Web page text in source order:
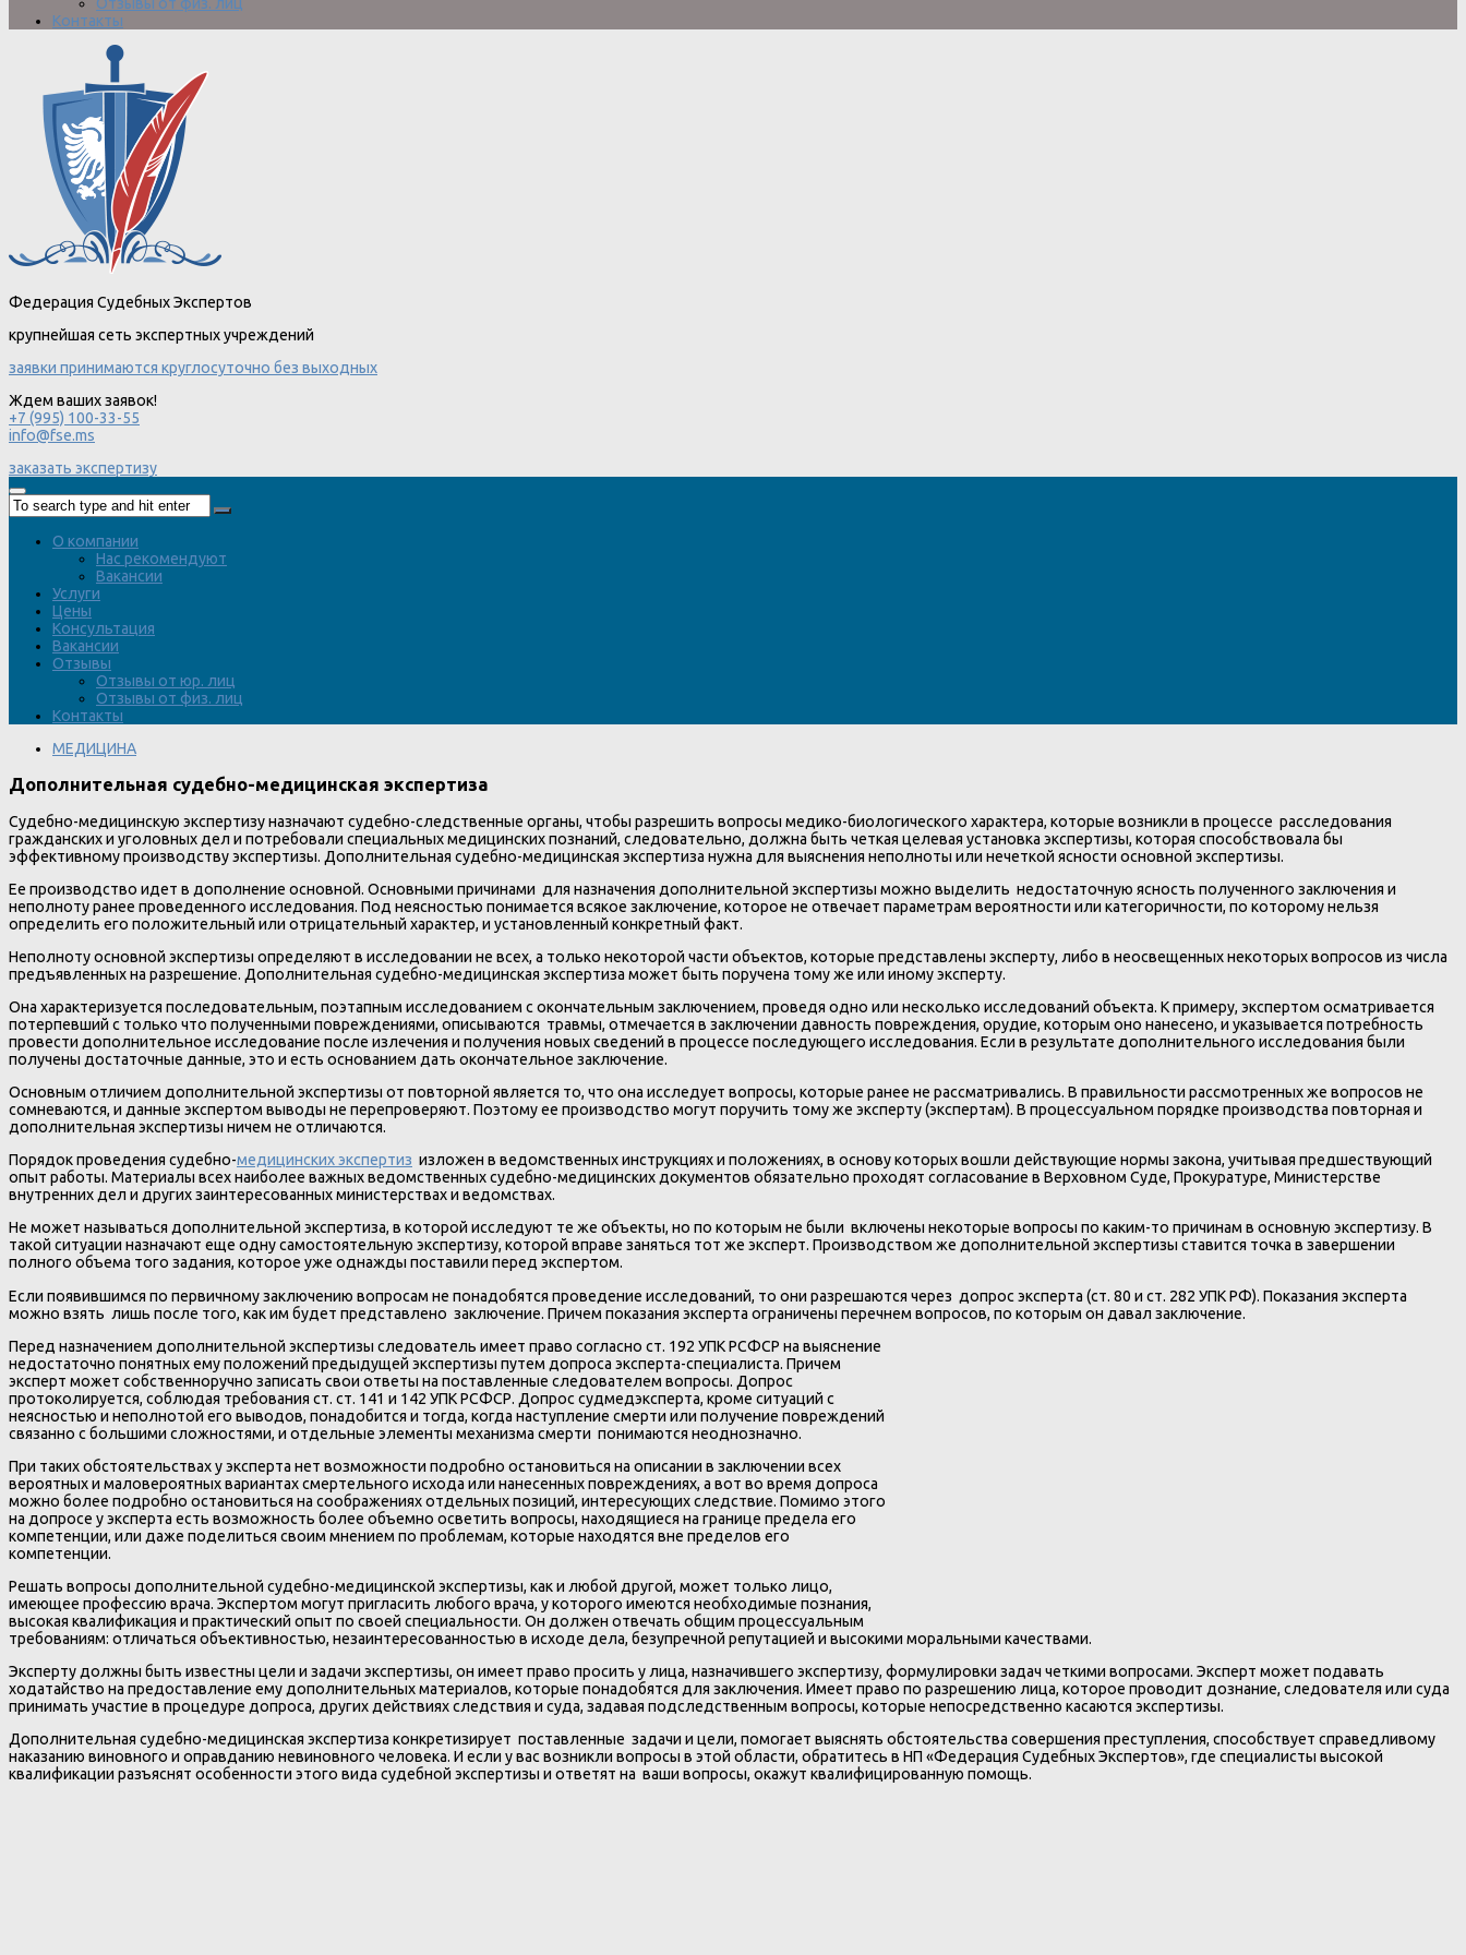
Отзывы от физ. лиц
Контакты
Федерация Судебных Экспертов
крупнейшая сеть экспертных учреждений
заявки принимаются круглосуточно без выходных
Ждем ваших заявок!
+7 (995) 100-33-55
info@fse.ms
заказать экспертизу
О компании
Нас рекомендуют
Вакансии
Услуги
Цены
Консультация
Вакансии
Отзывы
Отзывы от юр. лиц
Отзывы от физ. лиц
Контакты
МЕДИЦИНА
Дополнительная судебно-медицинская экспертиза
Судебно-медицинскую экспертизу назначают судебно-следственные органы, чтобы разрешить вопросы медико-биологического характера, которые возникли в процессе расследования
гражданских и уголовных дел и потребовали специальных медицинских познаний, следовательно, должна быть четкая целевая установка экспертизы, которая способствовала бы
эффективному производству экспертизы. Дополнительная судебно-медицинская экспертиза нужна для выяснения неполноты или нечеткой ясности основной экспертизы.
Ее производство идет в дополнение основной. Основными причинами для назначения дополнительной экспертизы можно выделить недостаточную ясность полученного заключения и
неполноту ранее проведенного исследования. Под неясностью понимается всякое заключение, которое не отвечает параметрам вероятности или категоричности, по которому нельзя
определить его положительный или отрицательный характер, и установленный конкретный факт.
Неполноту основной экспертизы определяют в исследовании не всех, а только некоторой части объектов, которые представлены эксперту, либо в неосвещенных некоторых вопросов из числа
предъявленных на разрешение. Дополнительная судебно-медицинская экспертиза может быть поручена тому же или иному эксперту.
Она характеризуется последовательным, поэтапным исследованием с окончательным заключением, проведя одно или несколько исследований объекта. К примеру, экспертом осматривается
потерпевший с только что полученными повреждениями, описываются травмы, отмечается в заключении давность повреждения, орудие, которым оно нанесено, и указывается потребность
провести дополнительное исследование после излечения и получения новых сведений в процессе последующего исследования. Если в результате дополнительного исследования были
получены достаточные данные, это и есть основанием дать окончательное заключение.
Основным отличием дополнительной экспертизы от повторной является то, что она исследует вопросы, которые ранее не рассматривались. В правильности рассмотренных же вопросов не
сомневаются, и данные экспертом выводы не перепроверяют. Поэтому ее производство могут поручить тому же эксперту (экспертам). В процессуальном порядке производства повторная и
дополнительная экспертизы ничем не отличаются.
Порядок проведения судебно-медицинских экспертиз изложен в ведомственных инструкциях и положениях, в основу которых вошли действующие нормы закона, учитывая предшествующий
опыт работы. Материалы всех наиболее важных ведомственных судебно-медицинских документов обязательно проходят согласование в Верховном Суде, Прокуратуре, Министерстве
внутренних дел и других заинтересованных министерствах и ведомствах.
Не может называться дополнительной экспертиза, в которой исследуют те же объекты, но по которым не были включены некоторые вопросы по каким-то причинам в основную экспертизу. В
такой ситуации назначают еще одну самостоятельную экспертизу, которой вправе заняться тот же эксперт. Производством же дополнительной экспертизы ставится точка в завершении
полного объема того задания, которое уже однажды поставили перед экспертом.
Если появившимся по первичному заключению вопросам не понадобятся проведение исследований, то они разрешаются через допрос эксперта (ст. 80 и ст. 282 УПК РФ). Показания эксперта
можно взять лишь после того, как им будет представлено заключение. Причем показания эксперта ограничены перечнем вопросов, по которым он давал заключение.
Перед назначением дополнительной экспертизы следователь имеет право согласно ст. 192 УПК РСФСР на выяснение
недостаточно понятных ему положений предыдущей экспертизы путем допроса эксперта-специалиста. Причем
эксперт может собственноручно записать свои ответы на поставленные следователем вопросы. Допрос
протоколируется, соблюдая требования ст. ст. 141 и 142 УПК РСФСР. Допрос судмедэксперта, кроме ситуаций с
неясностью и неполнотой его выводов, понадобится и тогда, когда наступление смерти или получение повреждений
связанно с большими сложностями, и отдельные элементы механизма смерти понимаются неоднозначно.
При таких обстоятельствах у эксперта нет возможности подробно остановиться на описании в заключении всех
вероятных и маловероятных вариантах смертельного исхода или нанесенных повреждениях, а вот во время допроса
можно более подробно остановиться на соображениях отдельных позиций, интересующих следствие. Помимо этого
на допросе у эксперта есть возможность более объемно осветить вопросы, находящиеся на границе предела его
компетенции, или даже поделиться своим мнением по проблемам, которые находятся вне пределов его
компетенции.
Решать вопросы дополнительной судебно-медицинской экспертизы, как и любой другой, может только лицо,
имеющее профессию врача. Экспертом могут пригласить любого врача, у которого имеются необходимые познания,
высокая квалификация и практический опыт по своей специальности. Он должен отвечать общим процессуальным
требованиям: отличаться объективностью, незаинтересованностью в исходе дела, безупречной репутацией и высокими моральными качествами.
Эксперту должны быть известны цели и задачи экспертизы, он имеет право просить у лица, назначившего экспертизу, формулировки задач четкими вопросами. Эксперт может подавать
ходатайство на предоставление ему дополнительных материалов, которые понадобятся для заключения. Имеет право по разрешению лица, которое проводит дознание, следователя или суда
принимать участие в процедуре допроса, других действиях следствия и суда, задавая подследственным вопросы, которые непосредственно касаются экспертизы.
Дополнительная судебно-медицинская экспертиза конкретизирует поставленные задачи и цели, помогает выяснять обстоятельства совершения преступления, способствует справедливому
наказанию виновного и оправданию невиновного человека. И если у вас возникли вопросы в этой области, обратитесь в НП «Федерация Судебных Экспертов», где специалисты высокой
квалификации разъяснят особенности этого вида судебной экспертизы и ответят на ваши вопросы, окажут квалифицированную помощь.